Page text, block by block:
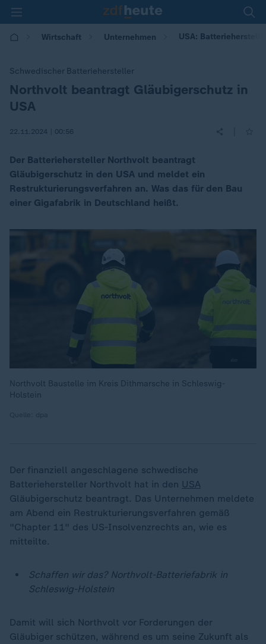
Wirtschaft Unternehmen USA:
Schwedischer Batteriehersteller
:Northvolt beantragt Gläubigerschutz in
USA
22.11.2024 | 00:56
Der Batteriehersteller Northvolt beantragt
Gläubigerschutz in den USA und meldet ein
Restrukturierungsverfahren an. Was das für den Bau
einer Gigafabrik in Deutschland heißt.
Northvolt Baustelle im Kreis Dithmarsche in Schleswig-
Holstein
Der finanziell angeschlagene schwedische
Batteriehersteller Northvolt hat in den USA
Gläubigerschutz beantragt. Das Unternehmen meldete
am Abend ein Restrukturierungsverfahren gemäß
"Chapter 11" des US-Insolvenzrechts an, wie es
mitteilte.
Schaffen wir das? Northvolt-Batteriefabrik in
Schleswig-Holstein
Damit will sich Northvolt vor Forderungen der
Gläubiger schützen, während es um seine Zukunft als